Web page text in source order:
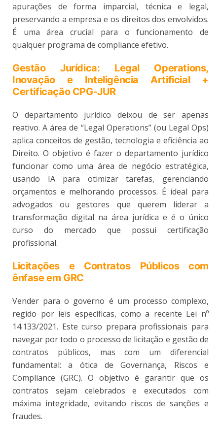
apurações de forma imparcial, técnica e legal,
preservando a empresa e os direitos dos envolvidos.
É uma área crucial para o funcionamento de
qualquer programa de compliance efetivo.
Gestão Jurídica: Legal Operations,
Inovação e Inteligência Artificial +
Certificação CPG-JUR
O departamento jurídico deixou de ser apenas
reativo. A área de “Legal Operations” (ou Legal Ops)
aplica conceitos de gestão, tecnologia e eficiência ao
Direito. O objetivo é fazer o departamento jurídico
funcionar como uma área de negócio estratégica,
usando IA para otimizar tarefas, gerenciando
orçamentos e melhorando processos. É ideal para
advogados ou gestores que querem liderar a
transformação digital na área jurídica e é o único
curso do mercado que possui certificação
profissional.
Licitações e Contratos Públicos com
ênfase em GRC
Vender para o governo é um processo complexo,
regido por leis específicas, como a recente Lei nº
14.133/2021. Este curso prepara profissionais para
navegar por todo o processo de licitação e gestão de
contratos públicos, mas com um diferencial
fundamental: a ótica de Governança, Riscos e
Compliance (GRC). O objetivo é garantir que os
contratos sejam celebrados e executados com
máxima integridade, evitando riscos de sanções e
fraudes.